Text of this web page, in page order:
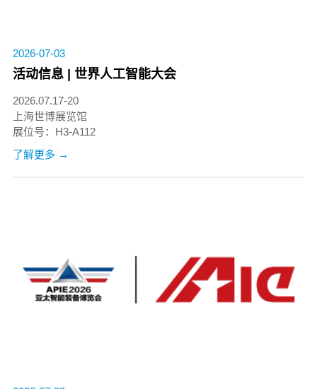
2026-07-03
活动信息 | 世界人工智能大会
2026.07.17-20
上海世博展览馆
展位号：H3-A112
了解更多 →